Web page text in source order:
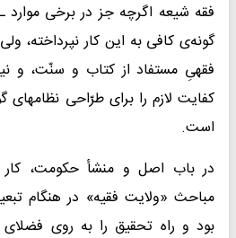
فقه شیعه اگرچه جز در برخی
گونه‌ی کافی به این کار نپرداخته،
فقهیِ مستفاد از کتاب و سنّت، و
کفایت لازم را برای طرّاحی نظامهای
است.
در باب اصل و منشأ حکومت، کار
مباحث «ولایت فقیه» در هنگام
بود و راه تحقیق را به روی